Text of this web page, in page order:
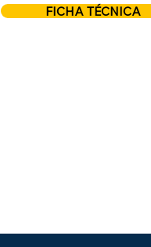
FICHA TÉCNICA